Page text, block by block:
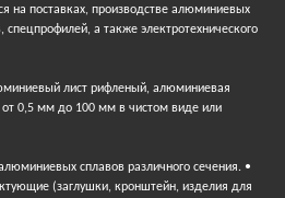
на поставках, производстве алюминиевых
спецпрофилей, а также электротехнического
лист рифленый, алюминиевая
0,5 мм до 100 мм в чистом виде или
сплавов различного сечения. •
(заглушки, кронштейн, изделия для